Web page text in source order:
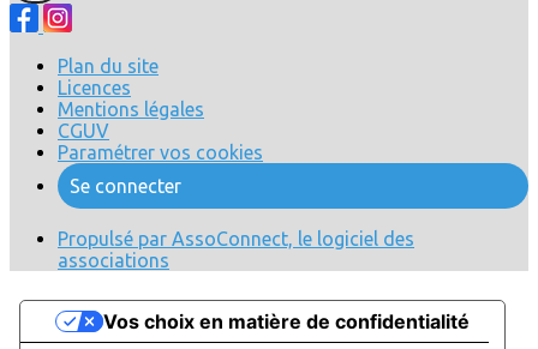
Plan du site
Licences
Mentions légales
CGUV
Paramétrer vos cookies
Se connecter
Propulsé par AssoConnect, le logiciel des
associations
Vos choix en matière de confidentialité